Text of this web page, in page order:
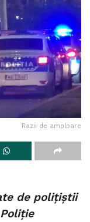
Razii de amploare
de polițiștii